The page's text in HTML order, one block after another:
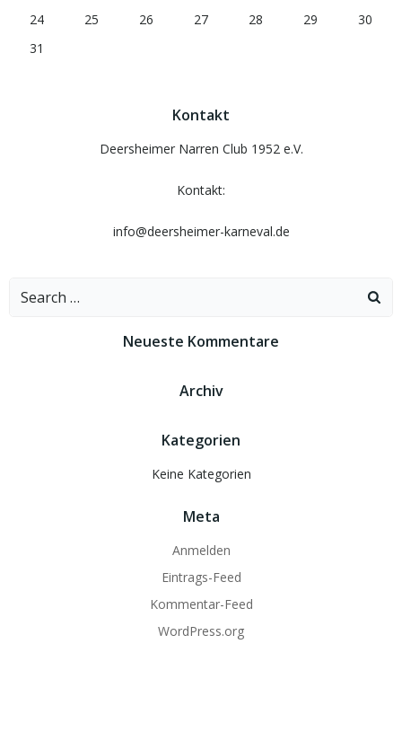
24
25 26 27 28 29
30
31
Kontakt
Deersheimer Narren Club 1952 e.V.
Kontakt:
info@deersheimer-karneval.de
Search
Neueste Kommentare
Archiv
Kategorien
Keine Kategorien
Meta
Anmelden
Eintrags-Feed
Kommentar-Feed
WordPress.org